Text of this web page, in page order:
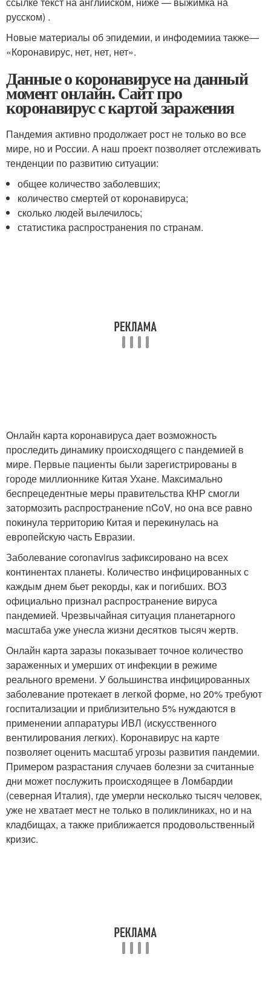
русском) .
Новые материалы об эпидемии, и инфодемииа также—
«Коронавирус, нет, нет, нет».
Данные о коронавирусе на данный
момент онлайн. Сайт про
коронавирус с картой заражения
Пандемия активно продолжает рост не только во все
мире, но и России. А наш проект позволяет отслеживать
тенденции по развитию ситуации:
общее количество заболевших;
количество смертей от коронавируса;
сколько людей вылечилось;
статистика распространения по странам.
Онлайн карта коронавируса дает возможность
проследить динамику происходящего с пандемией в
мире. Первые пациенты были зарегистрированы в
городе миллионнике Китая Ухане. Максимально
беспрецедентные меры правительства КНР смогли
затормозить распространение nCoV, но она все равно
покинула территорию Китая и перекинулась на
европейскую часть Евразии.
Заболевание coronavirus зафиксировано на всех
континентах планеты. Количество инфицированных с
каждым днем бьет рекорды, как и погибших. ВОЗ
официально признал распространение вируса
пандемией. Чрезвычайная ситуация планетарного
масштаба уже унесла жизни десятков тысяч жертв.
Онлайн карта заразы показывает точное количество
зараженных и умерших от инфекции в режиме
реального времени. У большинства инфицированных
заболевание протекает в легкой форме, но 20% требуют
госпитализации и приблизительно 5% нуждаются в
применении аппаратуры ИВЛ (искусственного
вентилирования легких). Коронавирус на карте
позволяет оценить масштаб угрозы развития пандемии.
Примером разрастания случаев болезни за считанные
дни может послужить происходящее в Ломбардии
(северная Италия), где умерли несколько тысяч человек,
уже не хватает мест не только в поликлиниках, но и на
кладбищах, а также приближается продовольственный
кризис.